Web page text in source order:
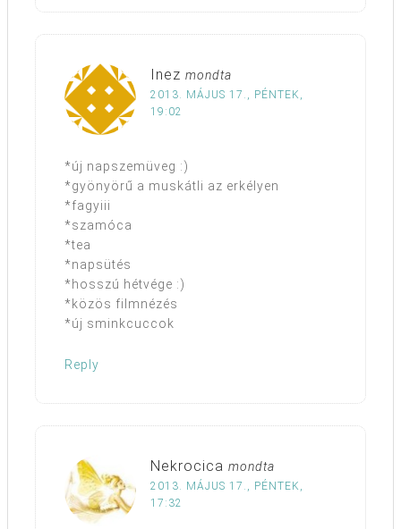
Inez mondta
2013. MÁJUS 17., PÉNTEK,
19:02
*új napszemüveg :)
*gyönyörű a muskátli az erkélyen
*fagyiii
*szamóca
*tea
*napsütés
*hosszú hétvége :)
*közös filmnézés
*új sminkcuccok
Reply
Nekrocica mondta
2013. MÁJUS 17., PÉNTEK,
17:32